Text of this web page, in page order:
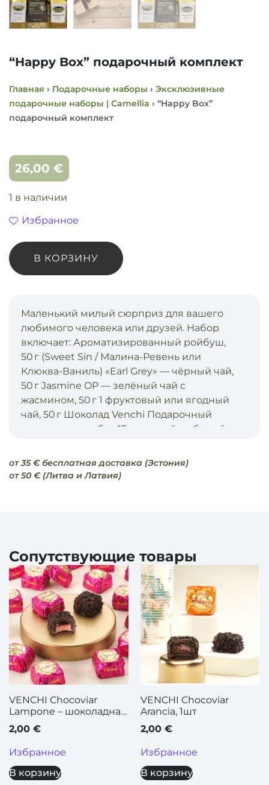
“Happy Box” подарочный комплект
Главная › Подарочные наборы › Эксклюзивные
подарочные наборы | Camellia › “Happy Box”
подарочный комплект
26,00 €
1 в наличии
Избранное
В КОРЗИНУ
Маленький милый сюрприз для вашего
любимого человека или друзей. Набор
включает: Ароматизированный ройбуш,
50 г (Sweet Sin / Малина-Ревень или
Клюква-Ваниль) «Earl Grey» — чёрный чай,
50 г Jasmine OP — зелёный чай с
жасмином, 50 г 1 фруктовый или ягодный
чай, 50 г Шоколад Venchi Подарочный
пакет или коробка *Если какой-либо чай
гарантируем замену на аналогичный чай.
от 35 € бесплатная доставка (Эстония)
от 50 € (Литва и Латвия)
Сопутствующие товары
VENCHI Chocoviar
Lampone – шоколадная
конфета с малиновой
начинкой, 1 шт.
2,00 €
Избранное
В корзину
VENCHI Chocoviar
Arancia, 1шт
2,00 €
Избранное
В корзину